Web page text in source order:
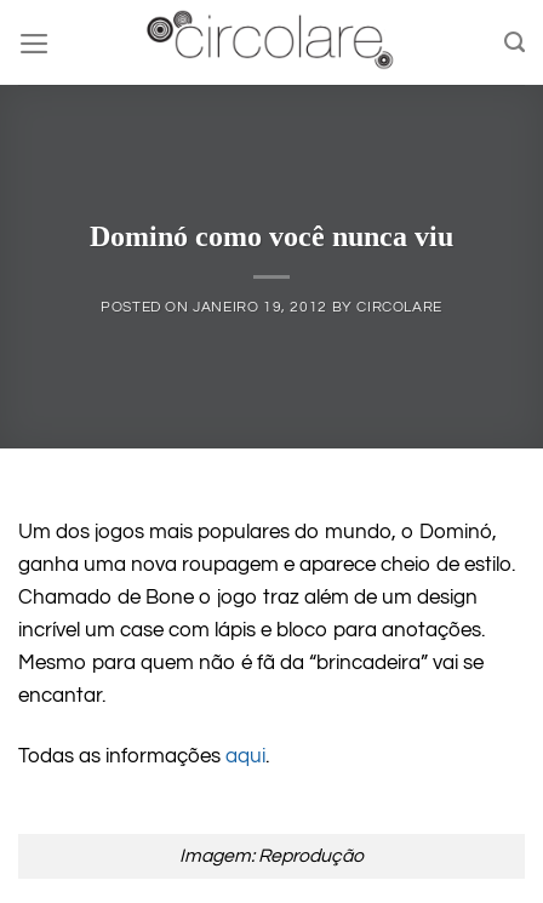
content
Dominó como você nunca viu
POSTED ONJANEIRO 19, 2012 BYCIRCOLARE
Um dos jogos mais populares do mundo, o Dominó,
ganha uma nova roupagem e aparece cheio de estilo.
Chamado de Bone o jogo traz além de um design
incrível um case com lápis e bloco para anotações.
Mesmo para quem não é fã da “brincadeira” vai se
encantar.
Todas as informações aqui.
Imagem: Reprodução